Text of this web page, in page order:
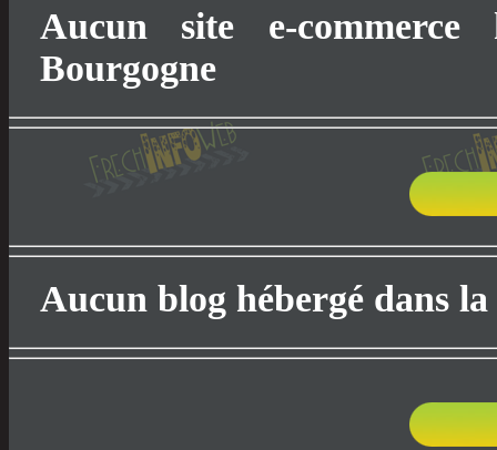
Aucun site e-
Bourgogne
Aucun blog hébergé dans